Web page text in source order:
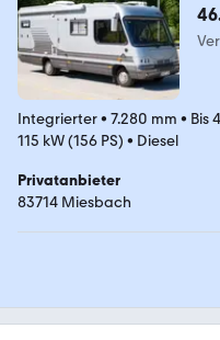
Integrierter• 7.280 mm • Bis
115 kW (156 PS) • Diesel
Privatanbieter
83714 Miesbach